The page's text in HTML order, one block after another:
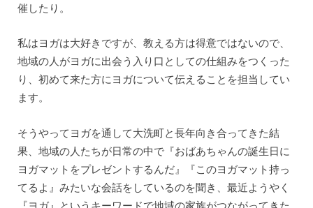
催したり。
私はヨガは大好きですが、教える方は得意ではないので、
地域の人がヨガに出会う入り口としての仕組みをつくった
り、初めて来た方にヨガについて伝えることを担当してい
ます。
そうやってヨガを通して大洗町と長年向き合ってきた結
果、地域の人たちが日常の中で『おばあちゃんの誕生日に
ヨガマットをプレゼントするんだ』『このヨガマット持っ
てるよ』みたいな会話をしているのを聞き、最近ようやく
『ヨガ』というキーワードで地域の家族がつながってきた